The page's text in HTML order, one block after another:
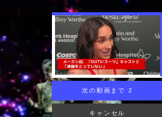
次の動画まで 1
キャンセル